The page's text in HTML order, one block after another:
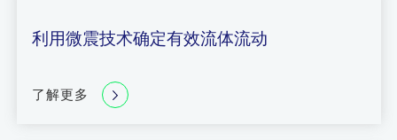
利用微震技术确定有效流体流动
了解更多